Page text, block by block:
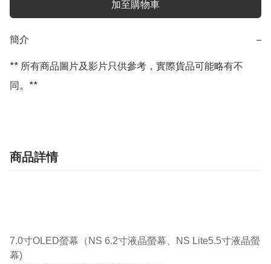
加至購物車
簡介 −
** 所有商品圖片及影片只供參考，實際貨品可能略有不
同。**
商品詳情
7.0寸OLED螢幕（NS 6.2寸液晶螢幕、NS Lite5.5寸液晶螢
幕)